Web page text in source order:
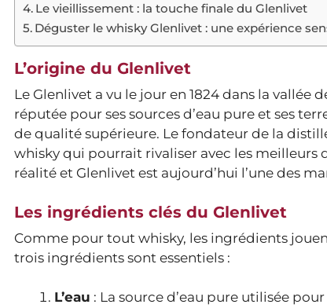
Le vieillissement : la touche finale du Glenlivet
Déguster le whisky Glenlivet : une expérience
L’origine du Glenlivet
Le Glenlivet a vu le jour en 1824 dans la vallée
réputée pour ses sources d’eau pure et ses
de qualité supérieure. Le fondateur de la
whisky qui pourrait rivaliser avec les meilleurs
réalité et Glenlivet est aujourd’hui l’une des
Les ingrédients clés du Glenlivet
Comme pour tout whisky, les ingrédients
trois ingrédients sont essentiels :
L’eau : La source d’eau pure utilisée